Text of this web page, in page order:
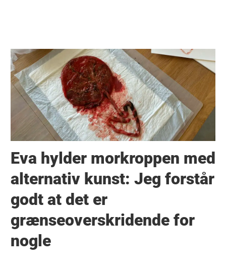
Eva hylder morkroppen med
alternativ kunst: Jeg forstår
godt at det er
grænseoverskridende for
nogle